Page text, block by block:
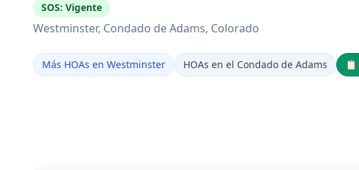
SOS: Vigente
Westminster, Condado de Adams, Colorado
Más HOAs en Westminster HOAs en el Condado de Adams 📋